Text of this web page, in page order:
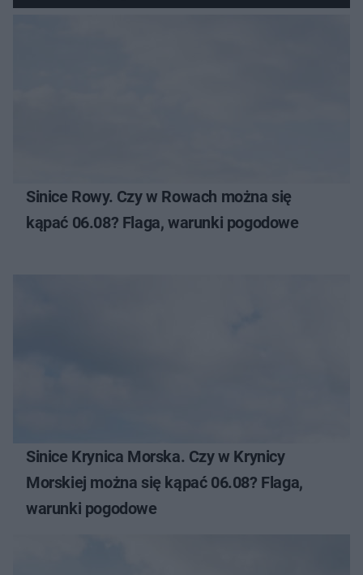
Sinice Rowy. Czy w Rowach można się
kąpać 06.08? Flaga, warunki pogodowe
Sinice Krynica Morska. Czy w Krynicy
Morskiej można się kąpać 06.08? Flaga,
warunki pogodowe